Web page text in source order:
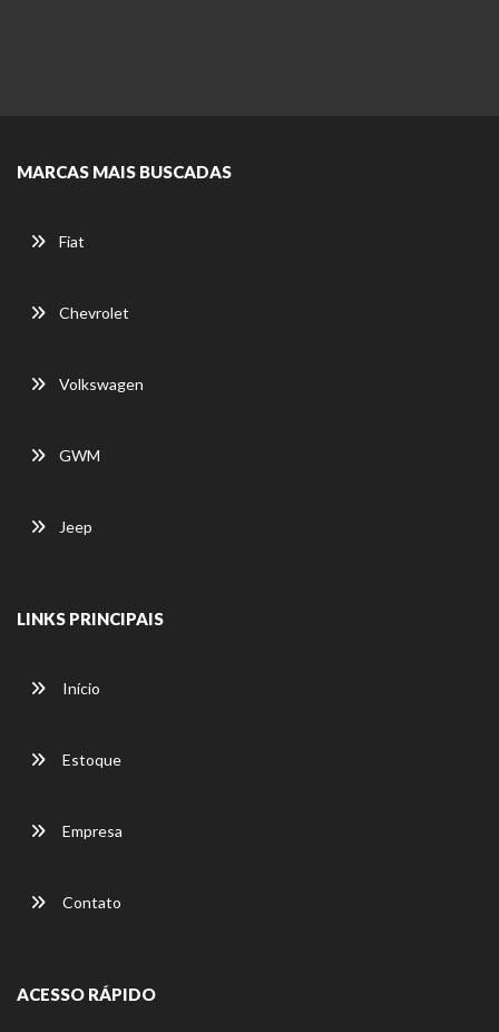
MARCAS MAIS BUSCADAS
Fiat
Chevrolet
Volkswagen
GWM
Jeep
LINKS PRINCIPAIS
Início
Estoque
Empresa
Contato
ACESSO RÁPIDO